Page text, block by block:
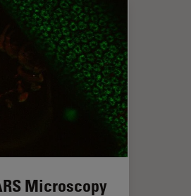
Microscopy